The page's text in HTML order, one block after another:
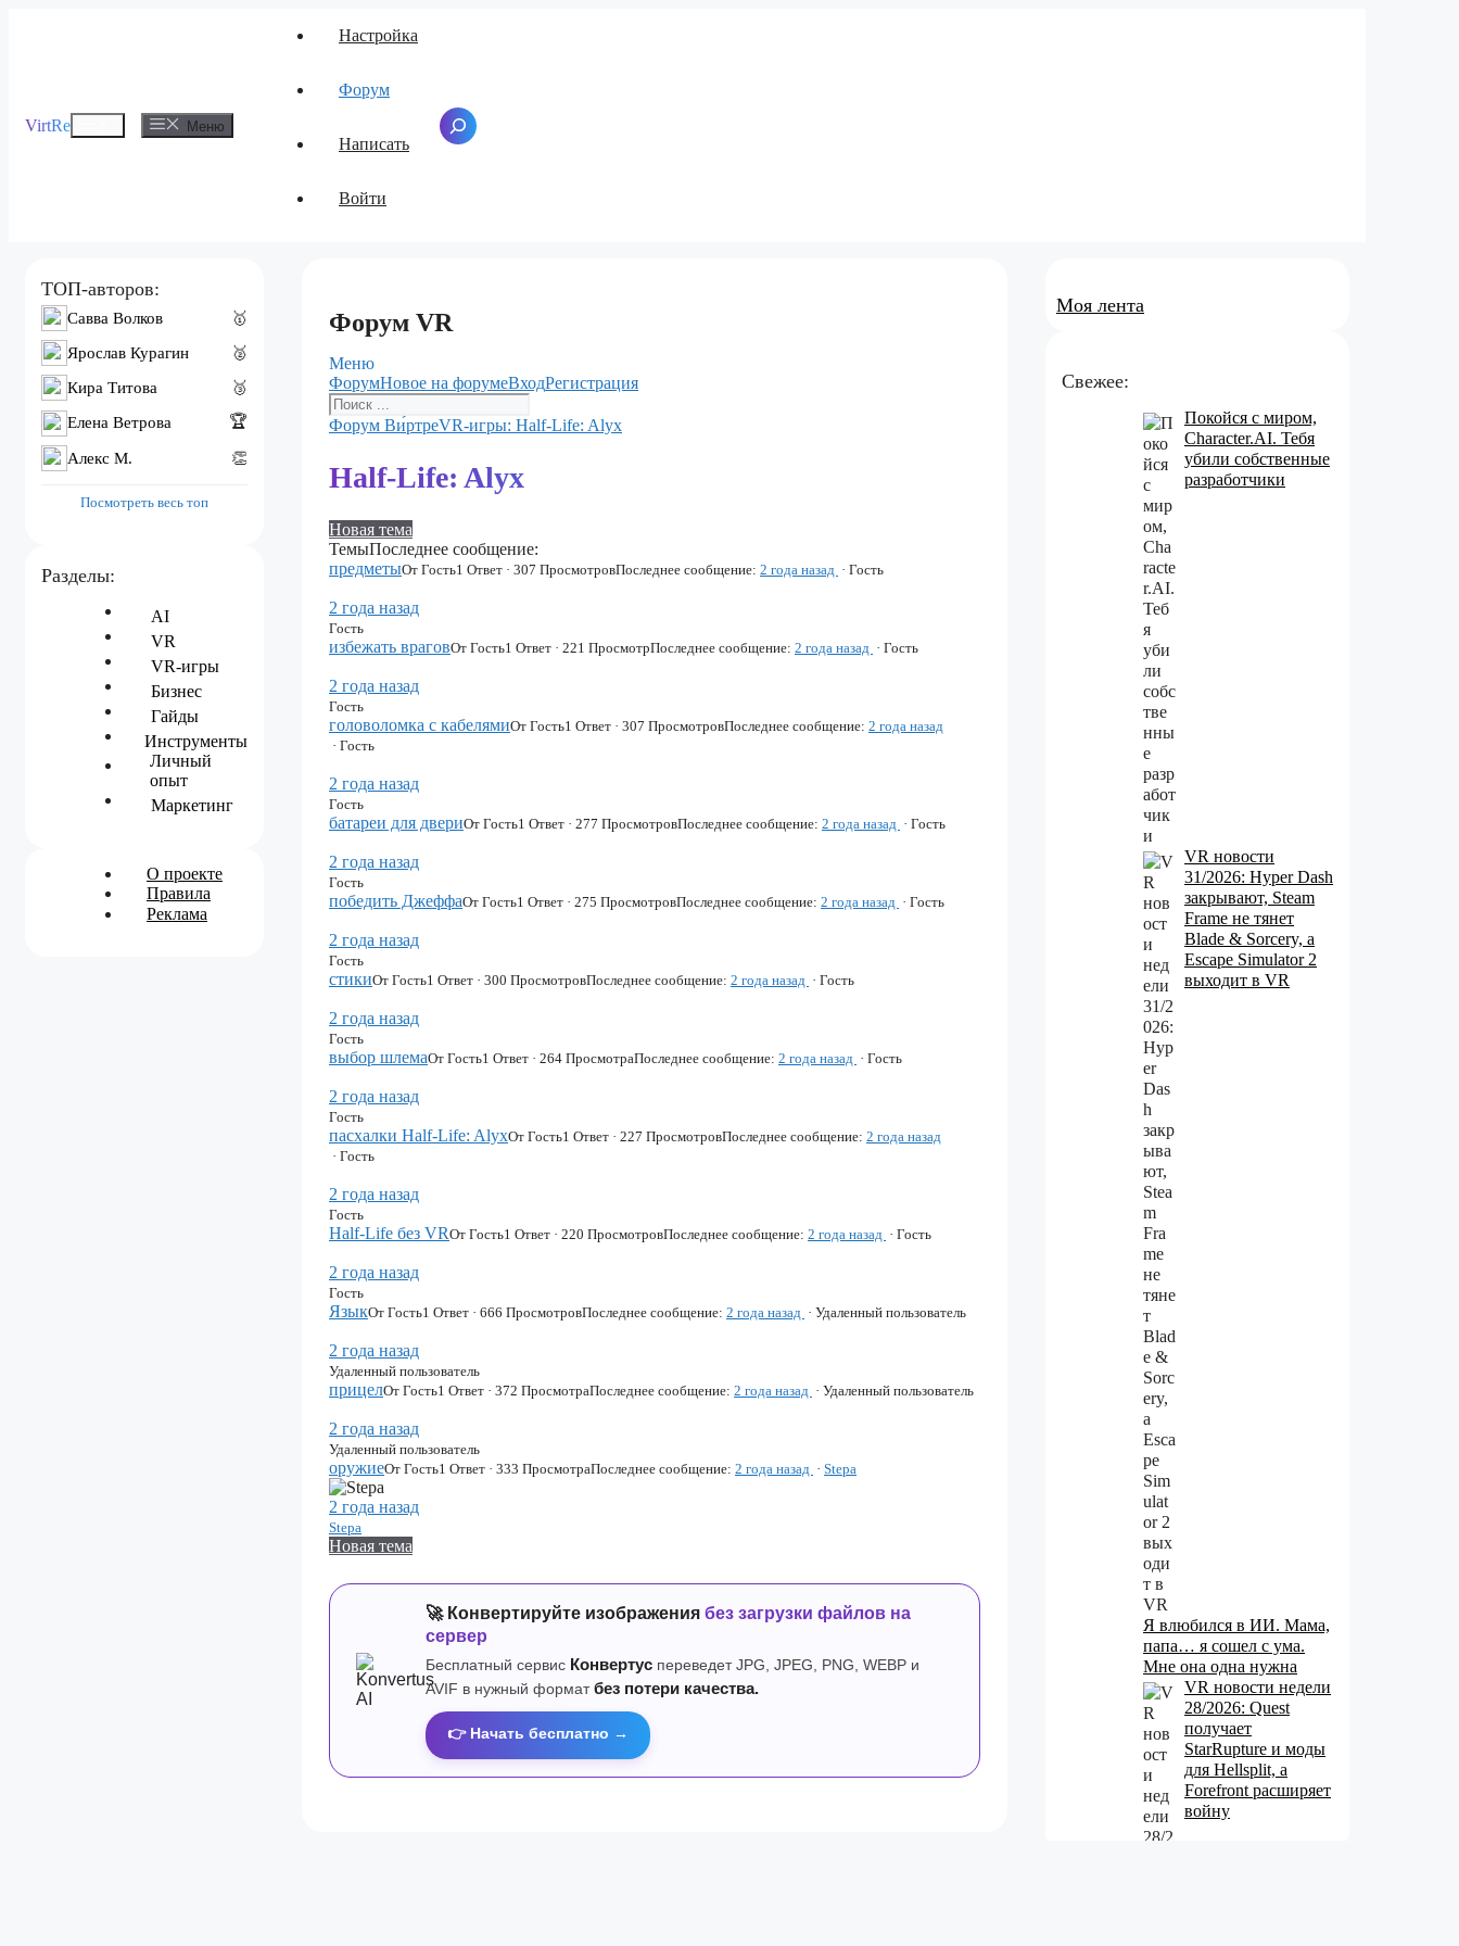
VirtRe Меню Меню
Настройка
Форум
Написать
Войти
Поиск
Форум VR
Меню
Навигация
Форума
ФорумНовое на форумеВходРегистрация
Форум
Вы
Форум Ви́ртреVR-игры: Half-Life: Alyx
Half-Life: Alyx
Новая тема
ТемыПоследнее сообщение:
предметыОт Гость1 Ответ · 307 ПросмотровПоследнее сообщение: 2 года назад · Гость
2 года назад
Гость
избежать враговОт Гость1 Ответ · 221 ПросмотрПоследнее сообщение: 2 года назад · Гость
2 года назад
Гость
головоломка с кабелямиОт Гость1 Ответ · 307 ПросмотровПоследнее сообщение: 2 года назад
· Гость
2 года назад
Гость
батареи для двериОт Гость1 Ответ · 277 ПросмотровПоследнее сообщение: 2 года назад · Гость
2 года назад
Гость
победить ДжеффаОт Гость1 Ответ · 275 ПросмотровПоследнее сообщение: 2 года назад · Гость
2 года назад
Гость
стикиОт Гость1 Ответ · 300 ПросмотровПоследнее сообщение: 2 года назад · Гость
2 года назад
Гость
выбор шлемаОт Гость1 Ответ · 264 ПросмотраПоследнее сообщение: 2 года назад · Гость
2 года назад
Гость
пасхалки Half-Life: AlyxОт Гость1 Ответ · 227 ПросмотровПоследнее сообщение: 2 года назад
· Гость
2 года назад
Гость
Half-Life без VRОт Гость1 Ответ · 220 ПросмотровПоследнее сообщение: 2 года назад · Гость
2 года назад
Гость
ЯзыкОт Гость1 Ответ · 666 ПросмотровПоследнее сообщение: 2 года назад · Удаленный пользователь
2 года назад
Удаленный пользователь
прицелОт Гость1 Ответ · 372 ПросмотраПоследнее сообщение: 2 года назад · Удаленный пользователь
2 года назад
Удаленный пользователь
оружиеОт Гость1 Ответ · 333 ПросмотраПоследнее сообщение: 2 года назад · Stepa
2 года назад
Stepa
Новая тема
🚀 Конвертируйте изображения без загрузки файлов на
сервер
Бесплатный сервис Конвертус переведет JPG, JPEG, PNG, WEBP и
AVIF в нужный формат без потери качества.
👉 Начать бесплатно →
ТОП-авторов:
Савва Волков
🥇
Ярослав Курагин
🥈
Кира Титова
🥉
Елена Ветрова 🏆
Алекс M. 👏
Посмотреть весь топ
Разделы:
AI
VR
VR-игры
Бизнес
Гайды
Инструменты
Личный
опыт
Маркетинг
О проекте
Правила
Реклама
Моя лента
Свежее:
Покойся с миром,
Character.AI. Тебя
убили собственные
разработчики
VR новости
31/2026: Hyper Dash
закрывают, Steam
Frame не тянет
Blade & Sorcery, а
Escape Simulator 2
выходит в VR
Я влюбился в ИИ. Мама,
папа… я сошел с ума.
Мне она одна нужна
VR новости недели
28/2026: Quest
получает
StarRupture и моды
для Hellsplit, а
Forefront расширяет
войну